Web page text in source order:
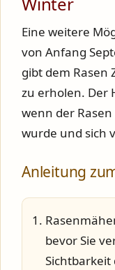
Eine weitere
von Anfang
gibt dem Rasen
zu erholen. Der
wenn der
wurde und sich
Anleitung
bevor Sie
Sichtbarkeit